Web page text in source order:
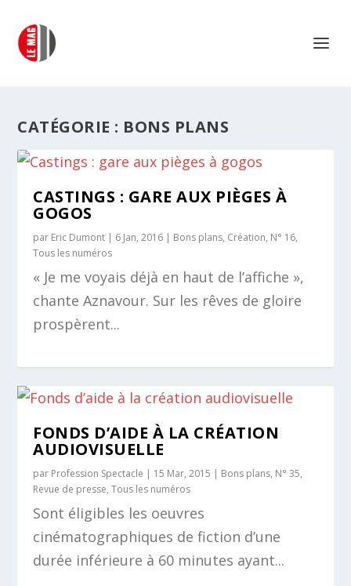
CATÉGORIE : BONS PLANS
CASTINGS : GARE AUX PIÈGES À
GOGOS
par Eric Dumont | 6 Jan, 2016 | Bons plans, Création, N° 16,
Tous les numéros
« Je me voyais déjà en haut de l’affiche »,
chante Aznavour. Sur les rêves de gloire
prospèrent...
FONDS D’AIDE À LA CRÉATION
AUDIOVISUELLE
par Profession Spectacle | 15 Mar, 2015 | Bons plans, N° 35,
Revue de presse,Tous les numéros
Sont éligibles les oeuvres
cinématographiques de fiction d’une
durée inférieure à 60 minutes ayant...